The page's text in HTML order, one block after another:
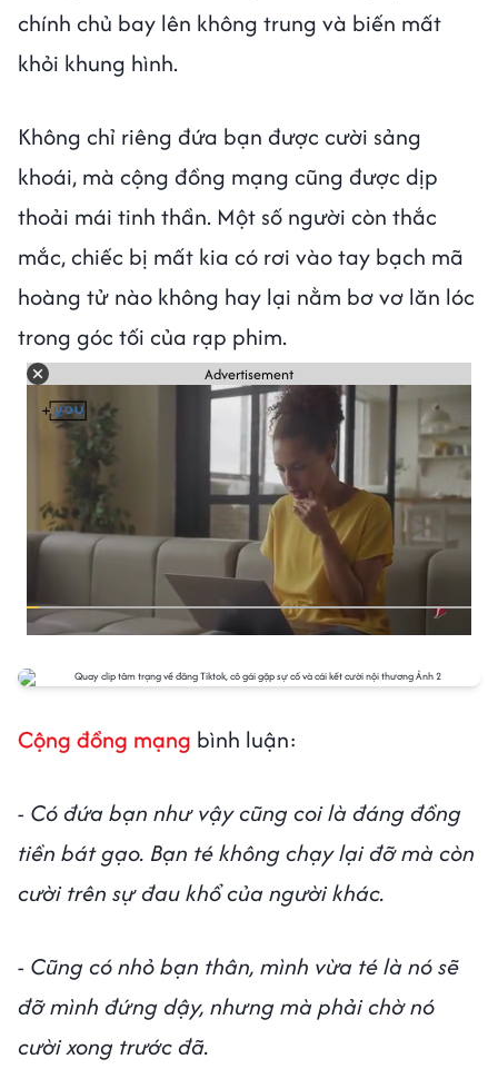
chính chủ bay lên không trung và biến mất
khỏi khung hình.
Không chỉ riêng đứa bạn được cười sảng
khoái, mà cộng đồng mạng cũng được dịp
thoải mái tinh thần. Một số người còn thắc
mắc, chiếc bị mất kia có rơi vào tay bạch mã
hoàng tử nào không hay lại nằm bơ vơ lăn lóc
trong góc tối của rạp phim.
Advertisement
Cộng đồng mạng bình luận:
- Có đứa bạn như vậy cũng coi là đáng đồng
tiền bát gạo. Bạn té không chạy lại đỡ mà còn
cười trên sự đau khổ của người khác.
- Cũng có nhỏ bạn thân, mình vừa té là nó sẽ
đỡ mình đứng dậy, nhưng mà phải chờ nó
cười xong trước đã.